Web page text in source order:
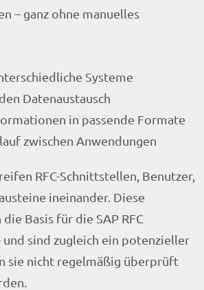
– ganz ohne manuelles
Systeme
Datenaustausch
in passende Formate
zwischen Anwendungen
RFC-Schnittstellen, Benutzer,
ineinander. Diese
Basis für die SAP RFC
und sind zugleich ein potenzieller
sie nicht regelmäßig überprüft